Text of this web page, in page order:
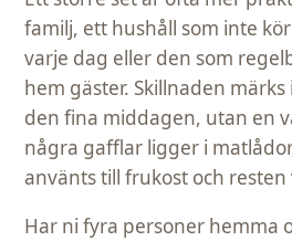
familj, ett hushåll som inte
varje dag eller den som
hem gäster. Skillnaden
den fina middagen, utan en
några gafflar ligger i
använts till frukost och
Har ni fyra personer hemma